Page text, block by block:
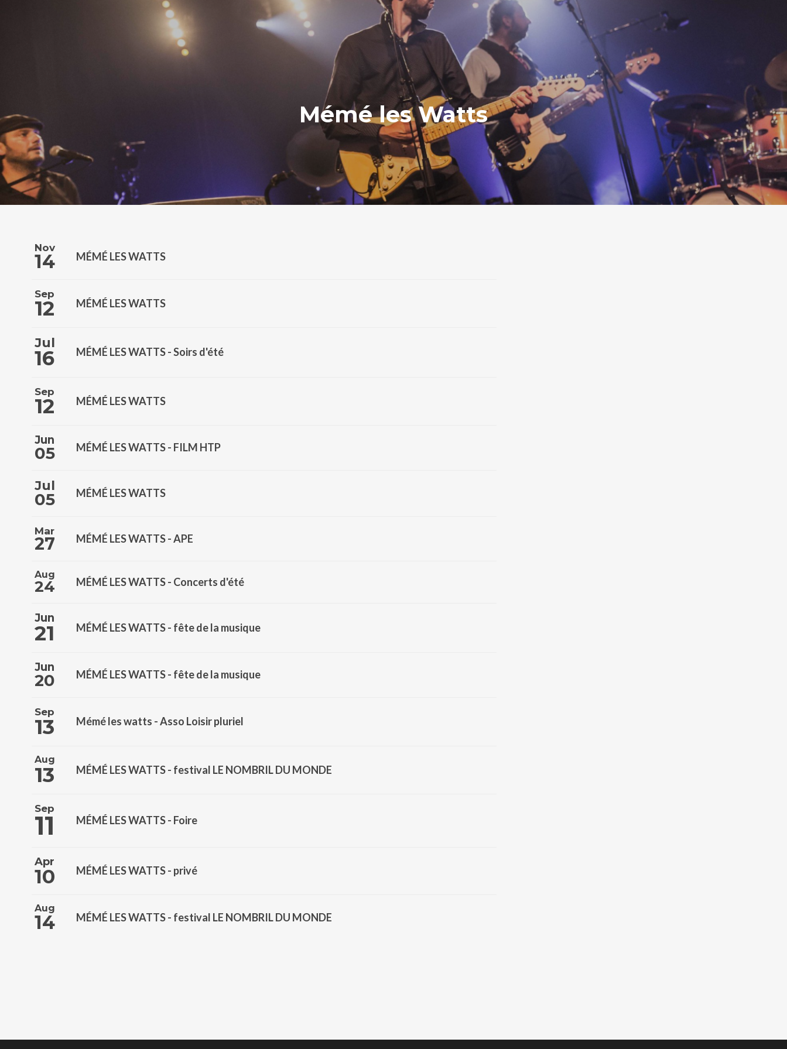
Mémé les Watts
Nov
14 MÉMÉ LES WATTS
Sep
12 MÉMÉ LES WATTS
Jul
16 MÉMÉ LES WATTS - Soirs d'été
Sep
12 MÉMÉ LES WATTS
Jun
05 MÉMÉ LES WATTS - FILM HTP
Jul
05 MÉMÉ LES WATTS
Mar
27 MÉMÉ LES WATTS - APE
Aug
24 MÉMÉ LES WATTS - Concerts d'été
Jun
21 MÉMÉ LES WATTS - fête de la musique
Jun
20 MÉMÉ LES WATTS - fête de la musique
Sep
13 Mémé les watts - Asso Loisir pluriel
Aug
13 MÉMÉ LES WATTS - festival LE NOMBRIL DU MONDE
Sep
11 MÉMÉ LES WATTS - Foire
Apr
10 MÉMÉ LES WATTS - privé
Aug
14 MÉMÉ LES WATTS - festival LE NOMBRIL DU MONDE